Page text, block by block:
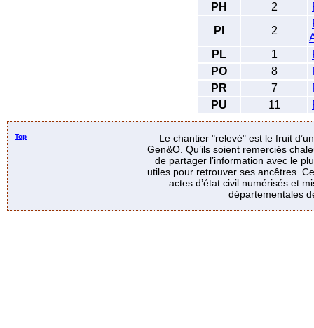
PH
2
PI
2
PL
1
PO
8
PR
7
PU
11
Top
Le chantier "relevé" est le fruit
Gen&O. Qu’ils soient remerciés
de partager l’information avec le
utiles pour retrouver ses ancêtres.
actes d’état civil numérisés et
départementales